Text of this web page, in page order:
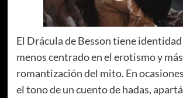
El Drácula de Besson tiene
menos centrado en el erotismo y
romantización del mito. En
el tono de un cuento de hadas,